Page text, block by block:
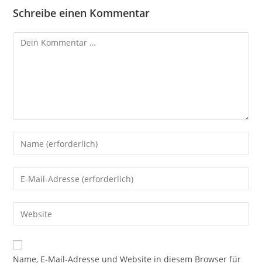
Schreibe einen Kommentar
Kommentar
Gib
deinen
Namen
oder
zum
Kommentieren
ein
Gib
deine
E-
Mail-
zum
Kommentieren
Gib
deine
Website-
URL
Name, E-Mail-Adresse und Website in diesem Browser für